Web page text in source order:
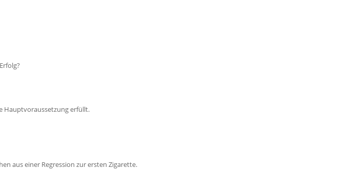
Hauptvoraussetzung erfüllt.
aus einer Regression zur ersten Zigarette.